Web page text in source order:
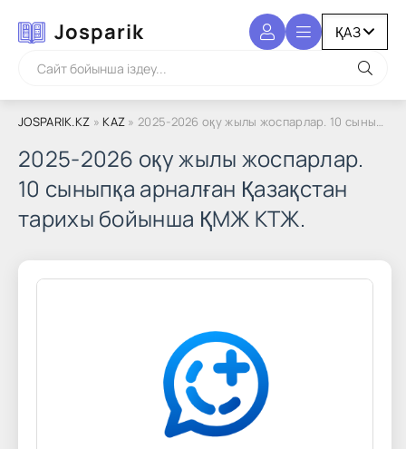
Josparik
JOSPARIK.KZ » KAZ » 2025-2026 оқу жылы жоспарлар. 10 сыныпқа арналған Қазақстан тарихы бойынша ҚМЖ КТЖ.
2025-2026 оқу жылы жоспарлар.
10 сыныпқа арналған Қазақстан
тарихы бойынша ҚМЖ КТЖ.